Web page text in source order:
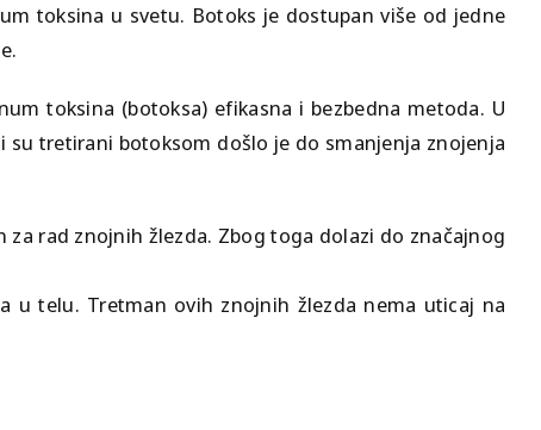
toksina u svetu. Botoks je dostupan više od jedne
toksina (botoksa) efikasna i bezbedna metoda. U
su tretirani botoksom došlo je do smanjenja znojenja
rad znojnih žlezda. Zbog toga dolazi do značajnog
u telu. Tretman ovih znojnih žlezda nema uticaj na